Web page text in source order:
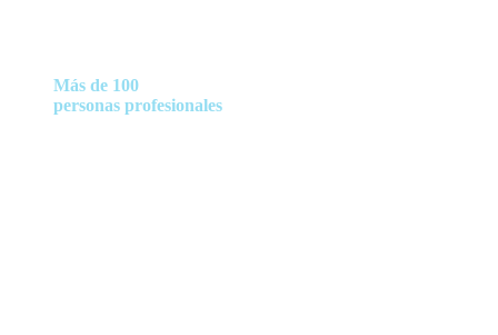
Más de 100
personas profesionales